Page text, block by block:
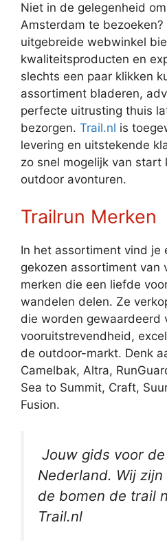
Niet in de gelegenheid
Amsterdam te bezoeken?
uitgebreide webwinkel
kwaliteitsproducten en
slechts een paar klikken
assortiment bladeren,
perfecte uitrusting thuis
bezorgen. Trail.nl is
levering en uitstekende
zo snel mogelijk van start
outdoor avonturen.
Trailrun Merken
In het assortiment vind je
gekozen assortiment van
merken die een liefde
wandelen delen. Ze
die worden gewaardeerd
vooruitstrevendheid,
de outdoor-markt. Denk
Camelbak, Altra,
Sea to Summit, Craft,
Fusion.
Jouw gids voor
Nederland. Wij
de bomen de trail
Trail.nl